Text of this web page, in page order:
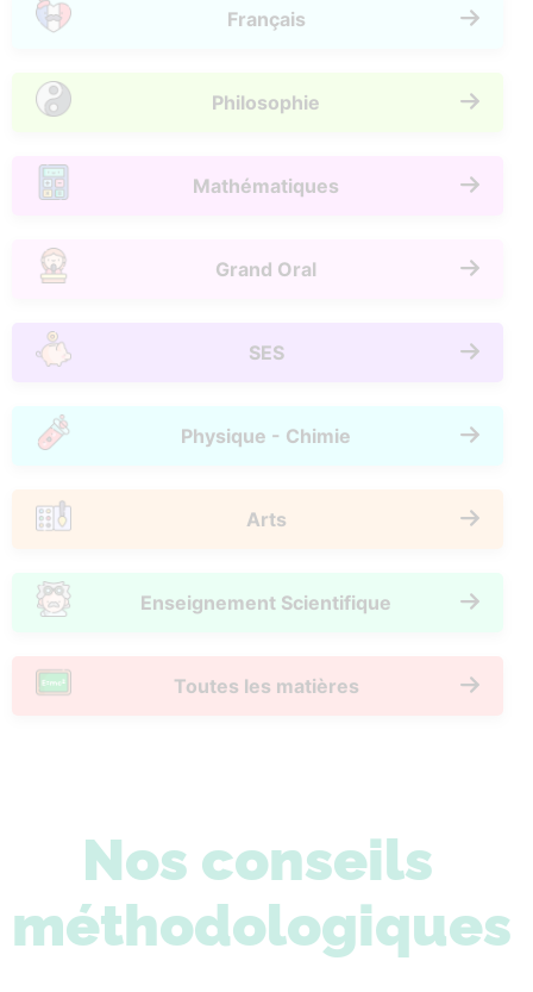
Français
Philosophie
Mathématiques
Grand Oral
SES
Physique - Chimie
Arts
Enseignement Scientifique
Toutes les matières
Nos conseils
méthodologiques